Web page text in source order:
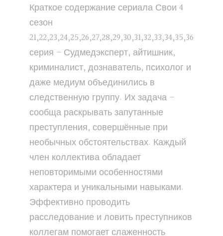
Краткое содержание сериала Свои 4
сезон
21,22,23,24,25,26,27,28,29,30,31,32,33,34,35,36
серия – Судмедэксперт, айтишник,
криминалист, дознаватель, психолог и
даже медиум объединились в
следственную группу. Их задача –
сообща раскрывать запутанные
преступления, совершённые при
необычных обстоятельствах. Каждый
член коллектива обладает
неповторимыми особенностями
характера и уникальными навыками.
Эффективно проводить
расследование и ловить преступников
коллегам помогает слаженность